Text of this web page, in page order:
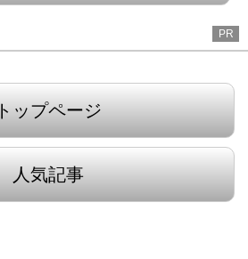
PR
トップページ
人気記事